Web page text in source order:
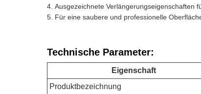
Ausgezeichnete Verlängerungseigenschaften
Für eine saubere und professionelle
Technische Parameter:
Eigenschaft
Produktbezeichnung